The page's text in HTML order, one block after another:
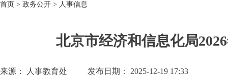
首页 > 政务公开 > 人事信息
北京市经济和信息化局
来源： 人事教育处 发布日期： 2025-12-19 17:33